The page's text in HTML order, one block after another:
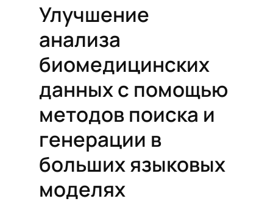
Улучшение
анализа
биомедицинских
данных с помощью
методов поиска и
генерации в
больших языковых
моделях